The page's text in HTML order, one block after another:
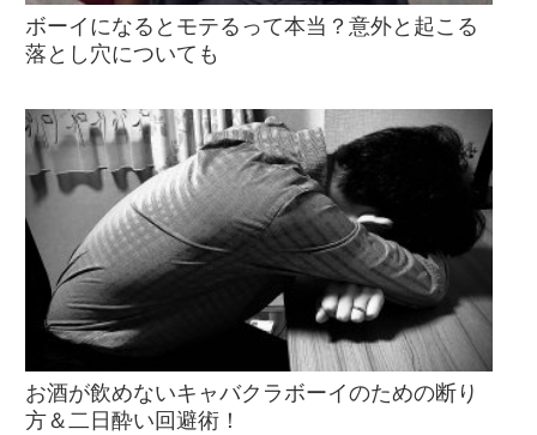
ボーイになるとモテるって本当？意外と起こる
落とし穴についても
お酒が飲めないキャバクラボーイのための断り
方＆二日酔い回避術！